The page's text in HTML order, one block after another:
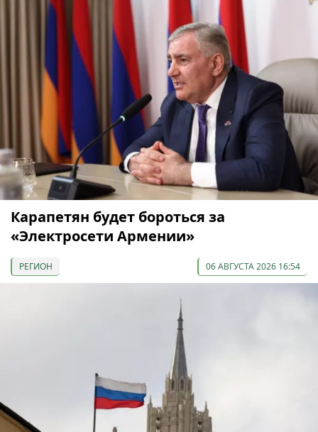
Карапетян будет бороться за
«Электросети Армении»
РЕГИОН 06 АВГУСТА 2026 16:54